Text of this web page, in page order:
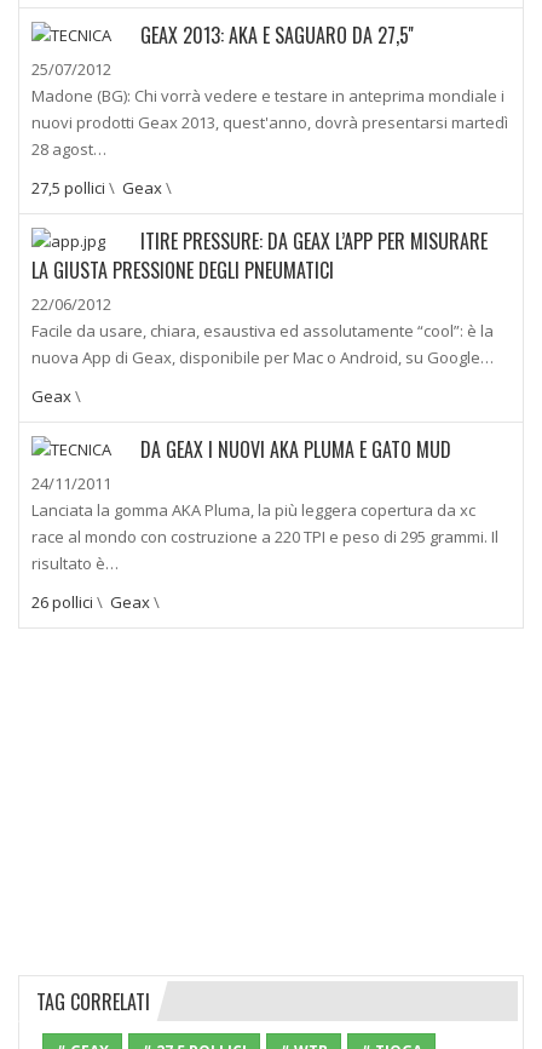
GEAX 2013: AKA E SAGUARO DA 27,5''
25/07/2012
Madone (BG): Chi vorrà vedere e testare in anteprima mondiale i
nuovi prodotti Geax 2013, quest'anno, dovrà presentarsi martedì
28 agost…
27,5 pollici \ Geax\
ITIRE PRESSURE: DA GEAX L’APP PER MISURARE
LA GIUSTA PRESSIONE DEGLI PNEUMATICI
22/06/2012
Facile da usare, chiara, esaustiva ed assolutamente “cool”: è la
nuova App di Geax, disponibile per Mac o Android, su Google…
Geax\
DA GEAX I NUOVI AKA PLUMA E GATO MUD
24/11/2011
Lanciata la gomma AKA Pluma, la più leggera copertura da xc
race al mondo con costruzione a 220 TPI e peso di 295 grammi. Il
risultato è…
26 pollici \ Geax\
TAG CORRELATI